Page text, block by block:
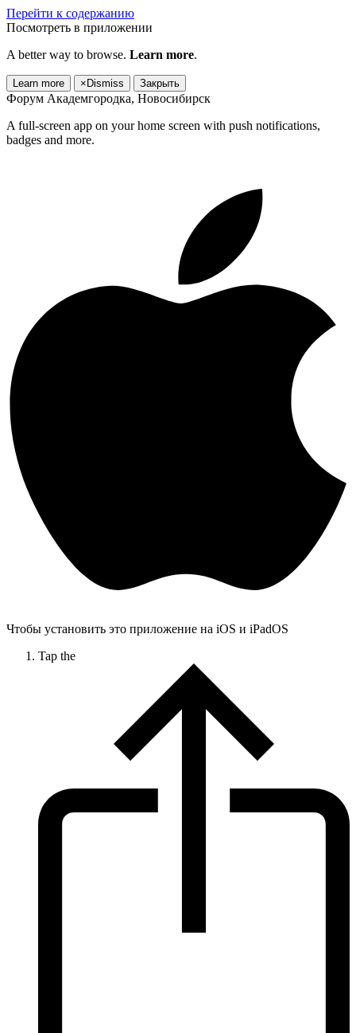
Перейти к содержанию
Посмотреть в приложении
A better way to browse. Learn more.
Learn more × Dismiss Закрыть
Форум Академгородка, Новосибирск
A full-screen app on your home screen with push notifications,
badges and more.
Чтобы установить это приложение на iOS и iPadOS
Tap the